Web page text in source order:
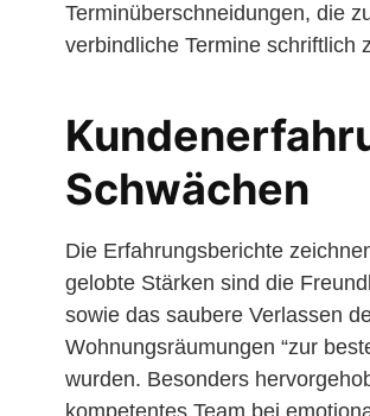
Terminüberschneidungen, die
verbindliche Termine schriftlich
Schwächen
Die Erfahrungsberichte
gelobte Stärken sind die
sowie das saubere Verlassen
Wohnungsräumungen “zur
wurden. Besonders
kompetentes Team bei